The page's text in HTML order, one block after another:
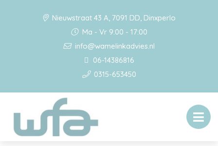
Nieuwstraat 43 A, 7091 DD, Dinxperlo
Ma - Vr 9:00 - 17:00
info@wamelinkadvies.nl
06-14386816
0315-653450